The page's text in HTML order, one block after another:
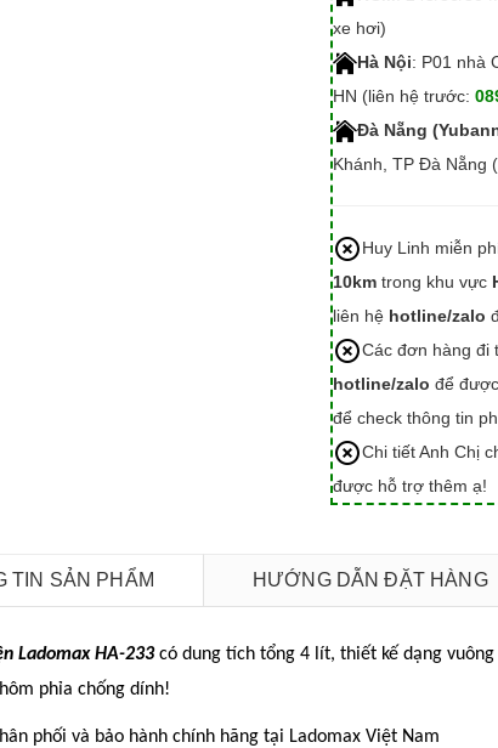
xe hơi)
Hà Nội: P01 nhà
HN (liên hệ trước:
Đà Nẵng
Khánh, TP Đà Nẵng
Huy Linh miễn
10kmtrong khu vực
liên hệ hotline/zalo
Các đơn hàng đi
hotline/zalo để
để check thông tin
Chi tiết Anh Chị
được hỗ trợ thêm ạ!
TIN SẢN PHẨM HƯỚNG DẪN ĐẶT HÀNG
Ladomax HA-233có dung tích tổng 4 lít, thiết kế dạng
phỉa chống dính!
phối và bảo hành chính hãng tại Ladomax Việt Nam